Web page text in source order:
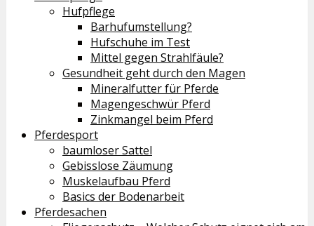
Hufpflege
Barhufumstellung?
Hufschuhe im Test
Mittel gegen Strahlfäule?
Gesundheit geht durch den Magen
Mineralfutter für Pferde
Magengeschwür Pferd
Zinkmangel beim Pferd
Pferdesport
baumloser Sattel
Gebisslose Zäumung
Muskelaufbau Pferd
Basics der Bodenarbeit
Pferdesachen